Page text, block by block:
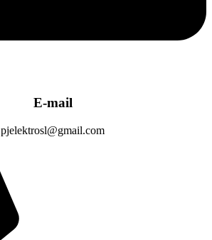
E-mail
pjelektrosl@gmail.com